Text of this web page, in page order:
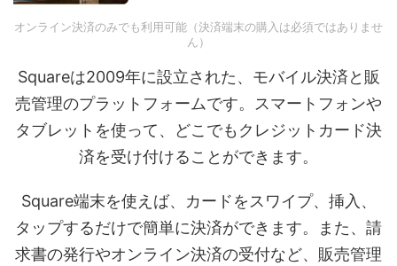
オンライン決済のみでも利用可能（決済端末の購入は必須ではありませ
ん）
Squareは2009年に設立された、モバイル決済と販
売管理のプラットフォームです。スマートフォンや
タブレットを使って、どこでもクレジットカード決
済を受け付けることができます。
Square端末を使えば、カードをスワイプ、挿入、
タップするだけで簡単に決済ができます。また、請
求書の発行やオンライン決済の受付など、販売管理